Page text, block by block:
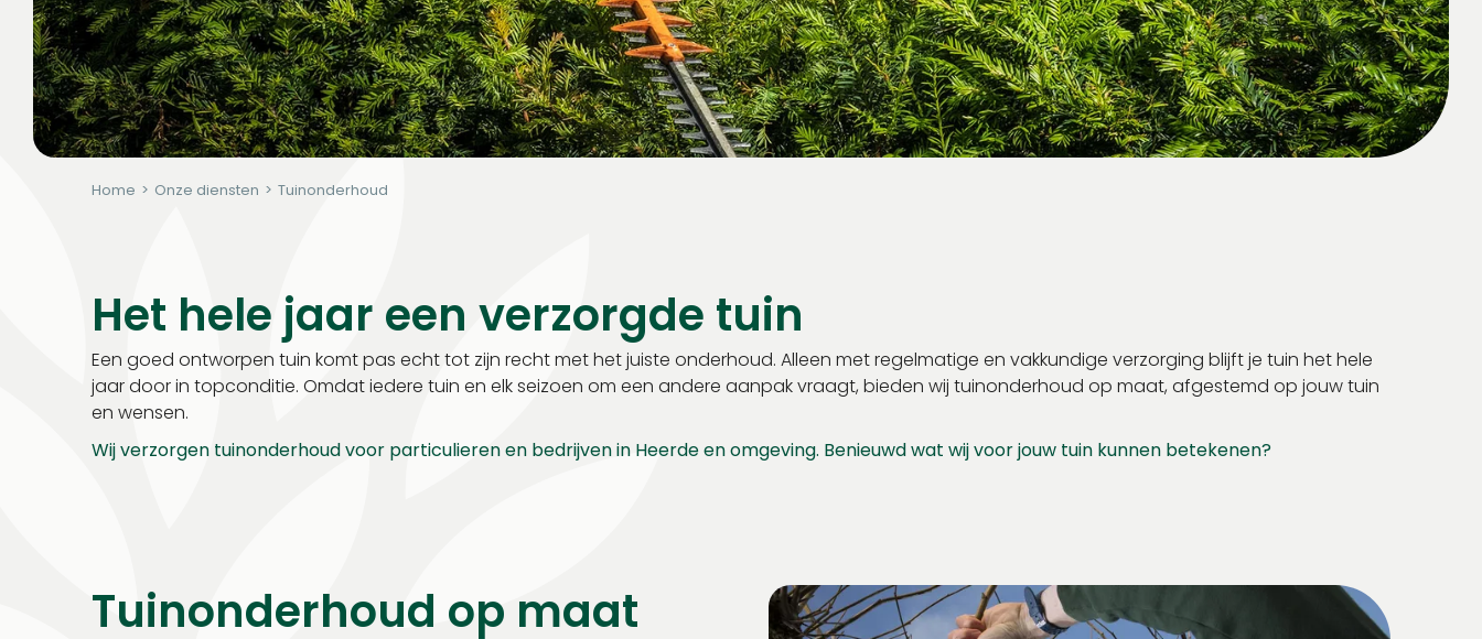
Home > Onze diensten > Tuinonderhoud
Het hele jaar een verzorgde tuin
Een goed ontworpen tuin komt pas echt tot zijn recht met het juiste onderhoud. Alleen met regelmatige en vakkundige verzorging blijft je tuin het hele
jaar door in topconditie. Omdat iedere tuin en elk seizoen om een andere aanpak vraagt, bieden wij tuinonderhoud op maat, afgestemd op jouw tuin
en wensen.
Wij verzorgen tuinonderhoud voor particulieren en bedrijven in Heerde en omgeving. Benieuwd wat wij voor jouw tuin kunnen betekenen?
Tuinonderhoud op maat